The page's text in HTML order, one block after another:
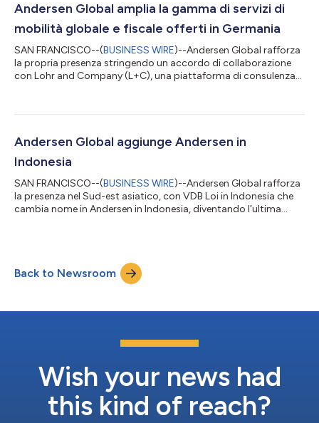
di risoluzione delle controversie, diritto del lavoro, con...
Andersen Global amplia la gamma di servizi di
mobilità globale e fiscale offerti in Germania
SAN FRANCISCO--(BUSINESS WIRE)--Andersen Global rafforza
la propria presenza stringendo un accordo di collaborazione
con Lohr and Company (L+C), una piattaforma di consulenza
imposte transfrontalieri, mobilità globale e transfer pricing.
consulenza a multinazionali e imprese a gestione familiare, uffici
Andersen Global aggiunge Andersen in
Indonesia
SAN FRANCISCO--(BUSINESS WIRE)--Andersen Global rafforza
la presenza nel Sud-est asiatico, con VDB Loi in Indonesia che
cambia nome in Andersen in Indonesia, diventando l'ultima
indonesiano. L'azienda abbina decenni di esperienza
commerciale e un approccio pratico incentrato sulla fornitura
Back to Newsroom
Wish your news had
this kind of reach?